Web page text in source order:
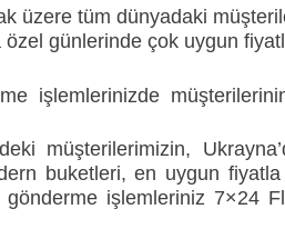
üzere tüm dünyadaki
günlerinde çok uygun
işlemlerinizde
müşterilerimizin,
buketleri, en uygun
işlemleriniz 7×24